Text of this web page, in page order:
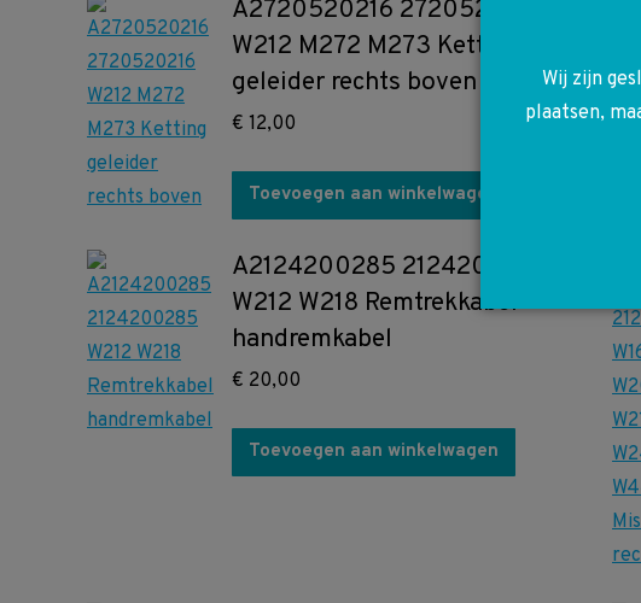
A2720520216 2720520216
W212 M272 M273 Ketting
geleider rechts boven
€ 12,00
Toevoegen aan winkelwagen
A2124200285 2124200285
W212 W218 Remtrekkabel
handremkabel
€ 20,00
Toevoegen aan winkelwagen
Wij zijn
plaatsen,